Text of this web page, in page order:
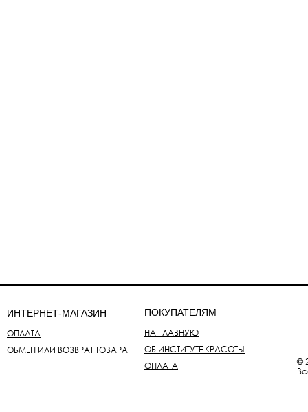
©
ИНТЕРНЕТ-МАГАЗИН
ОПЛАТА
ОБМЕН ИЛИ ВОЗВРАТ ТОВАРА
ПОКУПАТЕЛЯМ
НА ГЛАВНУЮ
ОБ ИНСТИТУТЕ КРАСОТЫ
ОПЛАТА